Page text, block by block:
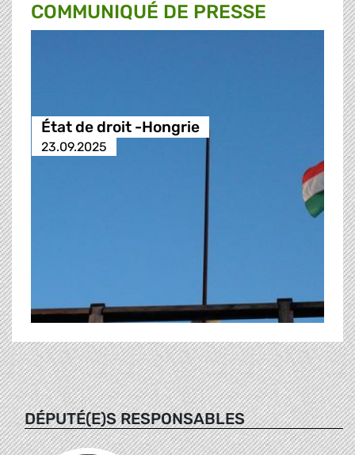
COMMUNIQUÉ DE PRESSE
État de droit -Hongrie
23.09.2025
DÉPUTÉ(E)S RESPONSABLES